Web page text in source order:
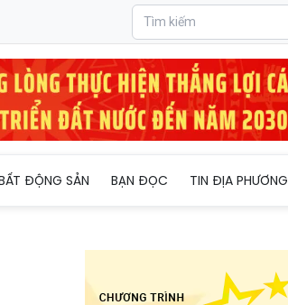
ĐỘNG SẢN BẠN ĐỌC TIN ĐỊA PHƯƠNG